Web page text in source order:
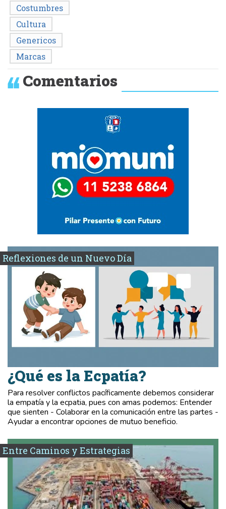
Costumbres
Cultura
Genericos
Marcas
Comentarios
Reflexiones de un Nuevo Día
¿Qué es la Ecpatía?
Para resolver conflictos pacíficamente debemos considerar
la empatía y la ecpatia, pues con amas podemos: Entender
que sienten - Colaborar en la comunicación entre las partes -
Ayudar a encontrar opciones de mutuo beneficio.
Entre Caminos y Estrategias